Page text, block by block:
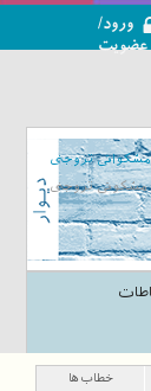
ورود/
عضویت
تروجنی
تروجنی
خطاب‌ها